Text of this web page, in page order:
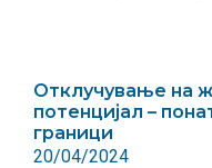
Отклучување на
потенцијал –
граници
20/04/2024